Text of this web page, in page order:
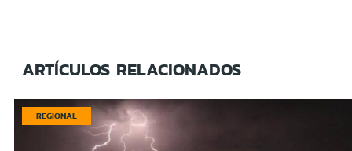
ARTÍCULOS RELACIONADOS
REGIONAL